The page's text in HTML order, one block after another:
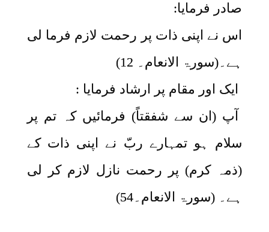
صادر فرمایا:
اس نے اپنی ذات پر رحمت لازم فرما لی
ہے۔(سورۃ الانعام۔ 12)
ایک اور مقام پر ارشاد فرمایا :
آپ (ان سے شفقتاً) فرمائیں کہ تم پر
سلام ہو تمہارے ربّ نے اپنی ذات کے
(ذمہ کرم) پر رحمت نازل لازم کر لی
ہے۔ (سورۃ الانعام۔54)